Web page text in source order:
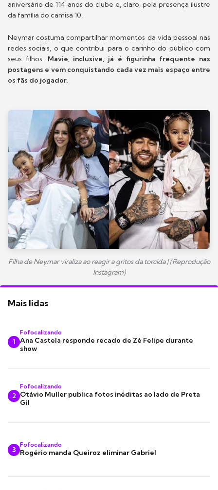
aniversário de 114 anos do clube e, claro, pela presença ilustre
da família do camisa 10.
Neymar costuma compartilhar momentos da vida pessoal nas
redes sociais, o que contribui para o carinho do público com
seus filhos. Mavie, inclusive, já é figurinha frequente nas
postagens e vem conquistando cada vez mais espaço entre
os fãs do jogador.
Filha de Neymar viraliza ao reagir a gritos da torcida | (Reprodução
Instagram)
Mais lidas
1
Fofocalizando
Ana Castela responde recado de Zé Felipe durante
show
2
Fofocalizando
Otávio Muller publica fotos inéditas ao lado de Preta
Gil
3
Fofocalizando
Rogério manda Queiroz eliminar Gabriel